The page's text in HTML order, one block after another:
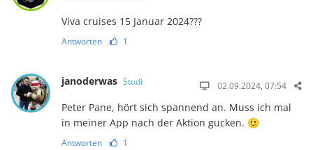
Viva cruises 15 Januar 2024???
Antworten 1
janoderwas Studi 02.09.2024, 07:54
Peter Pane, hört sich spannend an. Muss ich mal
in meiner App nach der Aktion gucken. 🙂
Antworten 1